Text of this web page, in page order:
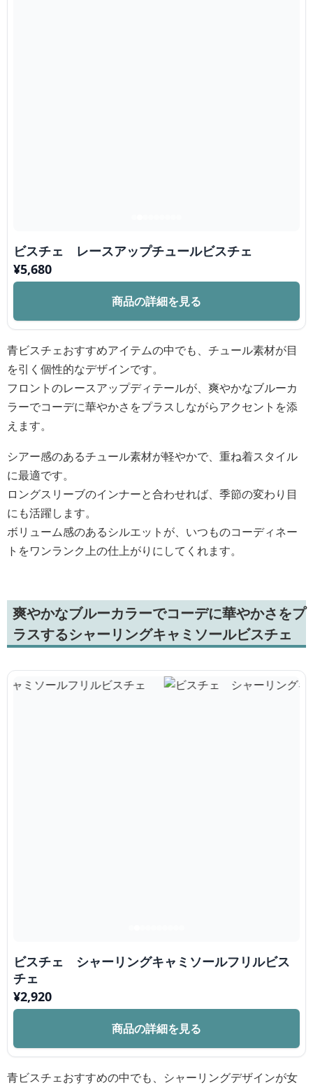
ビスチェ レースアップチュールビスチェ
¥5,680
商品の詳細を見る
青ビスチェおすすめアイテムの中でも、チュール素材が目
を引く個性的なデザインです。
フロントのレースアップディテールが、爽やかなブルーカ
ラーでコーデに華やかさをプラスしながらアクセントを添
えます。
シアー感のあるチュール素材が軽やかで、重ね着スタイル
に最適です。
ロングスリーブのインナーと合わせれば、季節の変わり目
にも活躍します。
ボリューム感のあるシルエットが、いつものコーディネー
トをワンランク上の仕上がりにしてくれます。
爽やかなブルーカラーでコーデに華やかさをプ
ラスするシャーリングキャミソールビスチェ
ビスチェ シャーリングキャミソールフリルビス
チェ
¥2,920
商品の詳細を見る
青ビスチェおすすめの中でも、シャーリングデザインが女